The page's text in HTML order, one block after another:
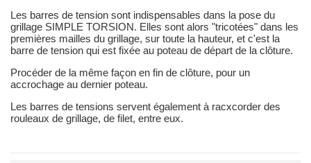
Les barres de tension sont indispensables dans la pose du
grillage SIMPLE TORSION. Elles sont alors "tricotées" dans les
premières mailles du grillage, sur toute la hauteur, et c'est la
barre de tension qui est fixée au poteau de départ de la clôture.
Procéder de la même façon en fin de clôture, pour un
accrochage au dernier poteau.
Les barres de tensions servent également à racxcorder des
rouleaux de grillage, de filet, entre eux.